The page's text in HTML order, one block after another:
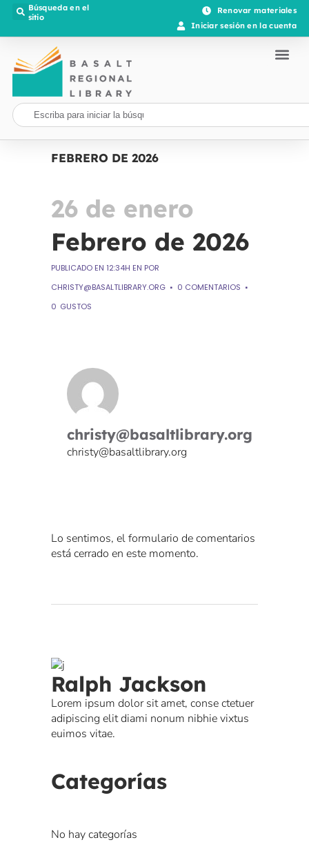
Búsqueda en el
sitio
Renovar materiales
Iniciar sesión en la cuenta
FEBRERO DE 2026
26 de enero
Febrero de 2026
PUBLICADO EN 12:34H EN POR
CHRISTY@BASALTLIBRARY.ORG
0 COMENTARIOS
0 GUSTOS
christy@basaltlibrary.org
christy@basaltlibrary.org
Lo sentimos, el formulario de comentarios
está cerrado en este momento.
Ralph Jackson
Lorem ipsum dolor sit amet, conse ctetuer
adipiscing elit diami nonum nibhie vixtus
euimos vitae.
Categorías
No hay categorías